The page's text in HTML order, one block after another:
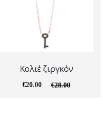
Κολιέ ζιργκόν
€28.00
€20.00